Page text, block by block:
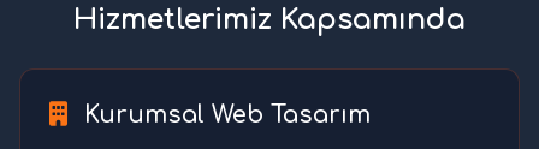
Hizmetlerimiz Kapsamında
Kurumsal Web Tasarım